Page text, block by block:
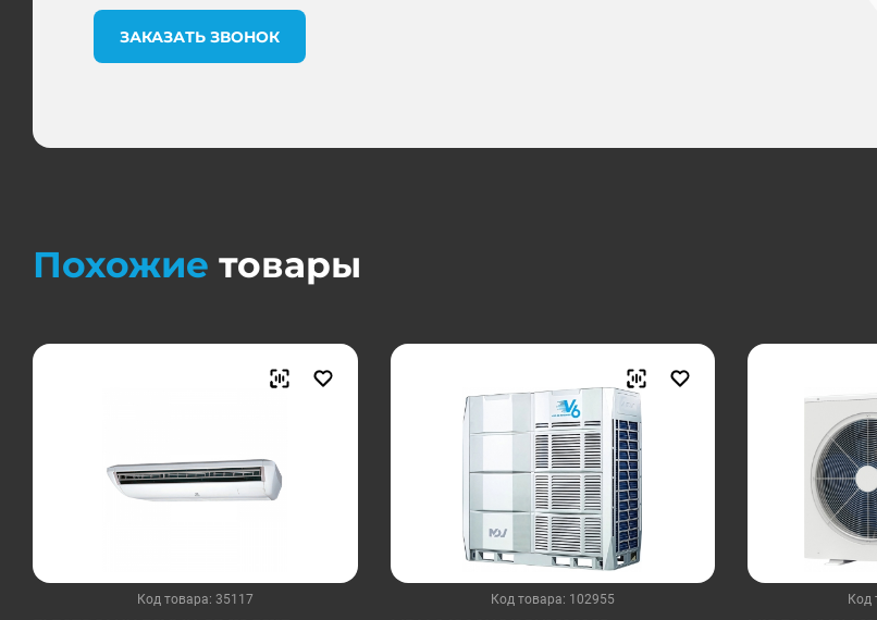
ЗАКАЗАТЬ ЗВОНОК
Похожие товары
Код товара: 35117 Код товара: 102955 Код